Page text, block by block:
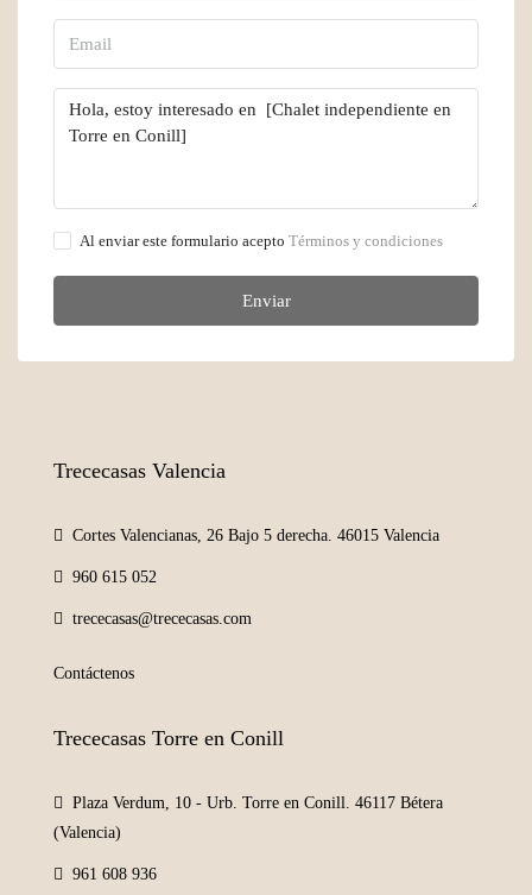
Al enviar este formulario acepto Términos y condiciones
Enviar
Trececasas Valencia
Cortes Valencianas, 26 Bajo 5 derecha. 46015 Valencia
960 615 052
trececasas@trececasas.com
Contáctenos
Trececasas Torre en Conill
Plaza Verdum, 10 - Urb. Torre en Conill. 46117 Bétera
(Valencia)
961 608 936